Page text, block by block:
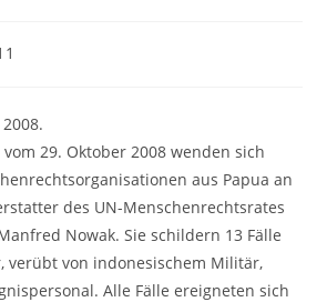
29. Oktober 2008 wenden sich
aus Papua an
des UN-Menschenrechtsrates
Nowak. Sie schildern 13 Fälle
verübt von indonesischem Militär,
Alle Fälle ereigneten sich